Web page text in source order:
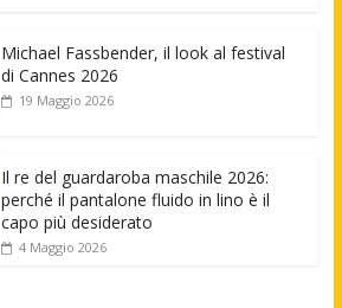
Michael Fassbender, il look al festival
di Cannes 2026
19 Maggio 2026
Il re del guardaroba maschile 2026:
perché il pantalone fluido in lino è il
capo più desiderato
4 Maggio 2026